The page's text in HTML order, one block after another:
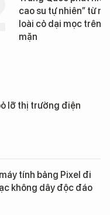
Đà Nẵng sắp bị kiểm
lỡ thị trường điện
tính bảng Pixel đi
không dây độc đáo